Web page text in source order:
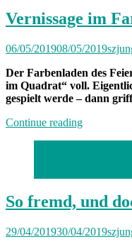
Quadrat:
Lachen,
hören
die
Welt
retten“
Vernissage im
06/05/201908/05/2019
Der Farbenladen des
im Quadrat“ voll.
gespielt werde – dann
Continue reading„Vernissage
So fremd, und
29/04/201930/04/2019